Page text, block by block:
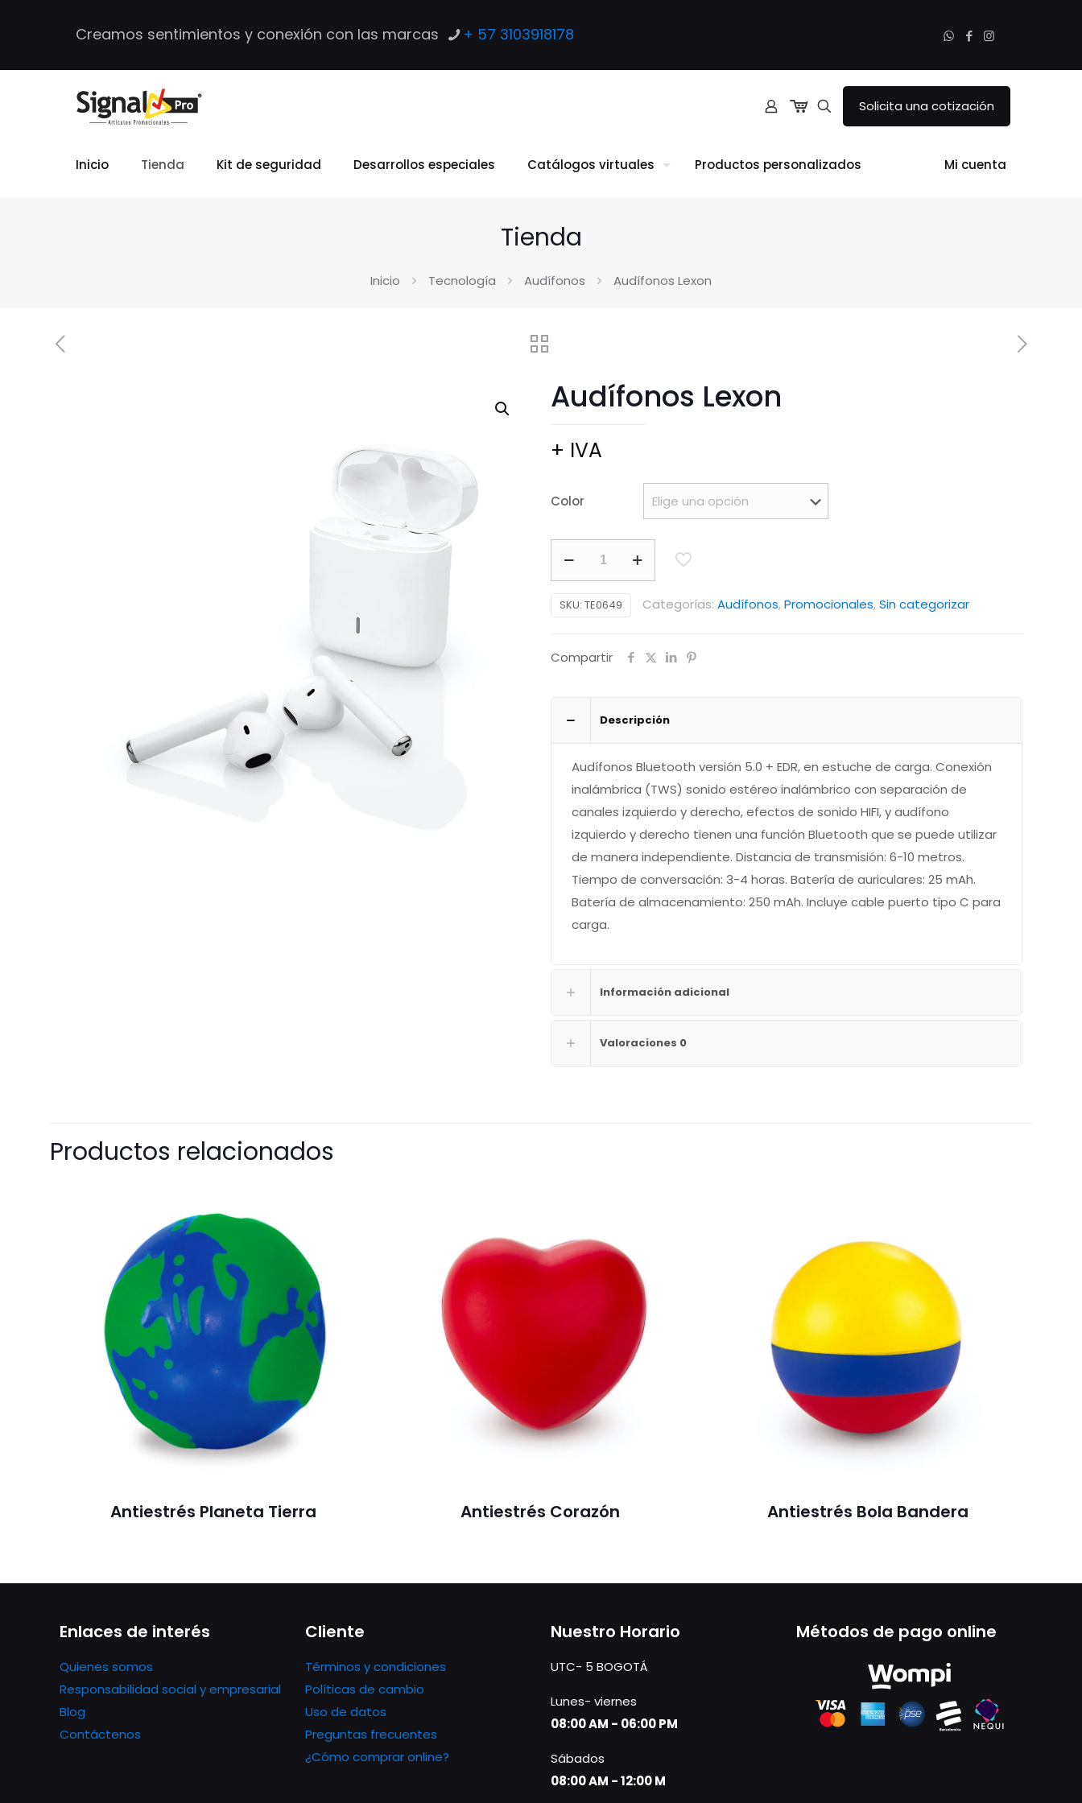
Creamos sentimientos y conexión con las marcas + 57 3103918178
Solicita una cotización
Inicio Tienda Kit de seguridad Desarrollos especiales Catálogos virtuales Productos personalizados Mi cuenta
Tienda
Inicio Tecnología Audífonos Audífonos Lexon
Audífonos Lexon
+ IVA
Color
cantidad
SKU: TE0649 Categorías: Audífonos,Promocionales,Sin categorizar
Compartir
Descripción
Audífonos Bluetooth versión 5.0 + EDR, en estuche de carga. Conexión
inalámbrica (TWS) sonido estéreo inalámbrico con separación de
canales izquierdo y derecho, efectos de sonido HIFI, y audífono
izquierdo y derecho tienen una función Bluetooth que se puede utilizar
de manera independiente. Distancia de transmisión: 6-10 metros.
Tiempo de conversación: 3-4 horas. Batería de auriculares: 25 mAh.
Batería de almacenamiento: 250 mAh. Incluye cable puerto tipo C para
carga.
Información adicional
Valoraciones 0
Productos relacionados
Antiestrés Planeta Tierra Antiestrés Corazón Antiestrés Bola Bandera
Enlaces de interés
Quienes somos
Responsabilidad social y empresarial
Blog
Contáctenos
Cliente
Términos y condiciones
Políticas de cambio
Uso de datos
Preguntas frecuentes
¿Cómo comprar online?
Nuestro Horario
UTC- 5 BOGOTÁ
Lunes- viernes
08:00 AM - 06:00 PM
Sábados
08:00 AM - 12:00 M
Métodos de pago online